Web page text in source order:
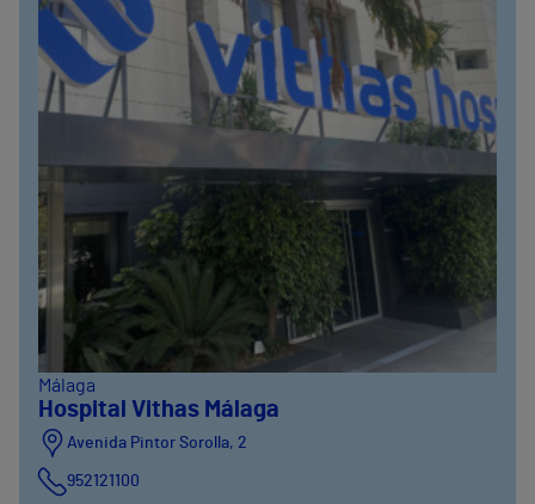
Málaga
Hospital Vithas Málaga
Avenida Pintor Sorolla, 2
952121100